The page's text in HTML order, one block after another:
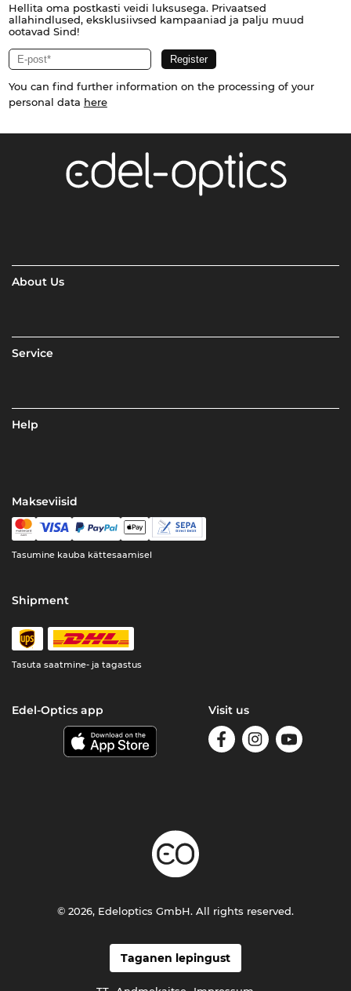
Hellita oma postkasti veidi luksusega. Privaatsed
allahindlused, eksklusiivsed kampaaniad ja palju muud
ootavad Sind!
You can find further information on the processing of your
personal data here
About Us
Service
Help
Makseviisid
Tasumine kauba kättesaamisel
Shipment
Tasuta saatmine- ja tagastus
Edel-Optics app Visit us
Taganen lepingust
© 2026, Edeloptics GmbH. All rights reserved.